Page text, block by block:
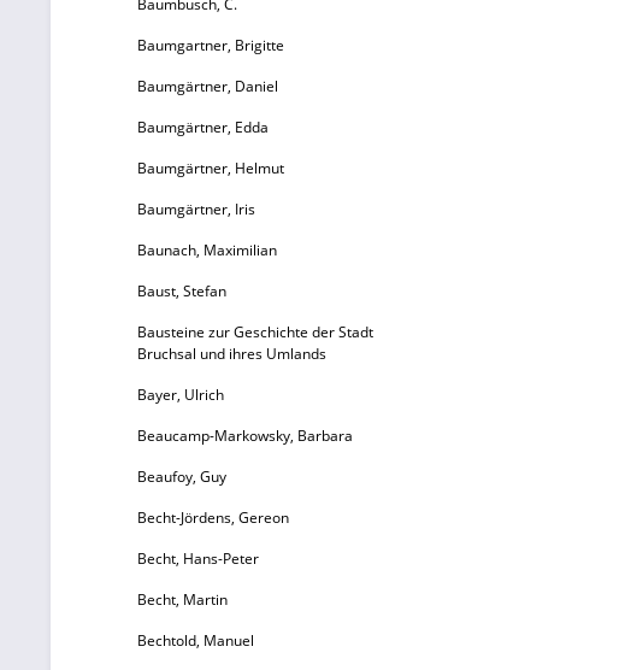
Baumbusch, C.
Baumgartner, Brigitte
Baumgärtner, Daniel
Baumgärtner, Edda
Baumgärtner, Helmut
Baumgärtner, Iris
Baunach, Maximilian
Baust, Stefan
Bausteine zur Geschichte der Stadt
Bruchsal und ihres Umlands
Bayer, Ulrich
Beaucamp-Markowsky, Barbara
Beaufoy, Guy
Becht-Jördens, Gereon
Becht, Hans-Peter
Becht, Martin
Bechtold, Manuel